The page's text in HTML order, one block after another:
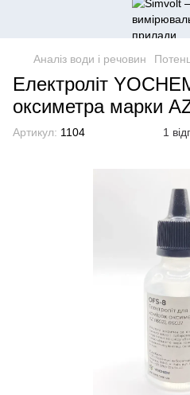
Аналіз води і речовин
Електроліт
оксиметра марки
Артикул: 1104 1